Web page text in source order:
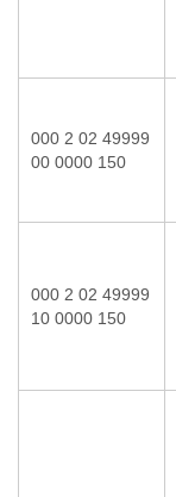
000 2 02 49999
00 0000 150
000 2 02 49999
10 0000 150